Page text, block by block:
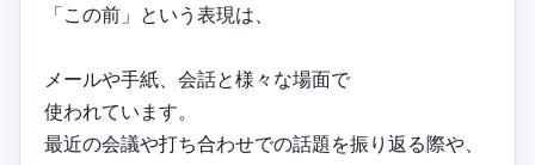
「この前」という表現は、
メールや手紙、会話と様々な場面で
使われています。
最近の会議や打ち合わせでの話題を振り返る際や、